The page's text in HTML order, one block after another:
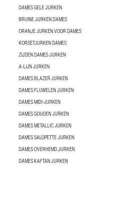
DAMES GELE JURKEN
BRUINE JURKEN DAMES
ORANJE JURKEN VOOR DAMES
KORSETJURKEN DAMES
ZIJDEN DAMES JURKEN
A-LIJN JURKEN
DAMES BLAZER JURKEN
DAMES FLUWELEN JURKEN
DAMES MIDI-JURKEN
DAMES GOUDEN JURKEN
DAMES METALLIC JURKEN
DAMES SALOPETTE JURKEN
DAMES OVERHEMD JURKEN
DAMES KAFTAN JURKEN